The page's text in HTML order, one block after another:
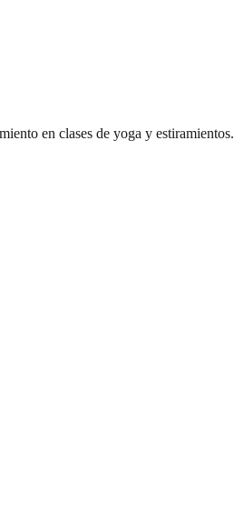
en clases de yoga y estiramientos.